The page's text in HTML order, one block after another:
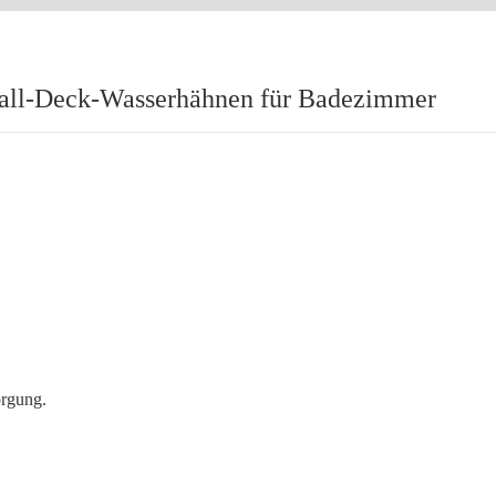
Deck-Wasserhähnen für Badezimmer